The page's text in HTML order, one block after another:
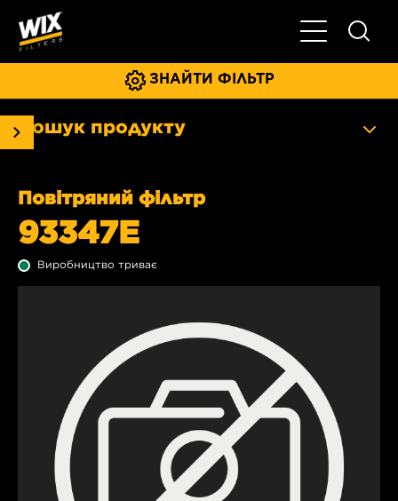
Увімкнути/
ЗНАЙТИ ФІЛЬТР
Пошук продукту
Повітряний фільтр
93347E
Виробництво триває